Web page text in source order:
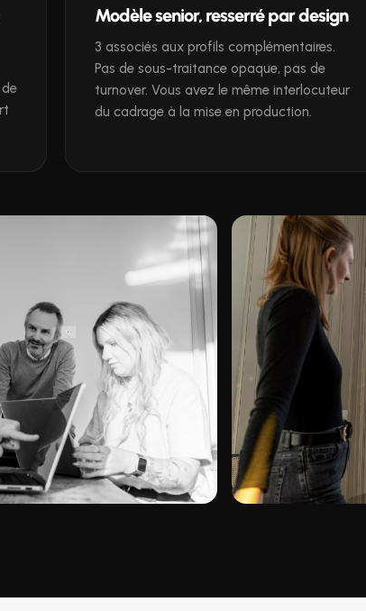
Modèle senior, resserré par design
3 associés aux profils complémentaires.
Pas de sous-traitance opaque, pas de
turnover. Vous avez le même interlocuteur
du cadrage à la mise en production.